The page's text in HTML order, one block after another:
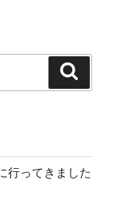
行ってきました